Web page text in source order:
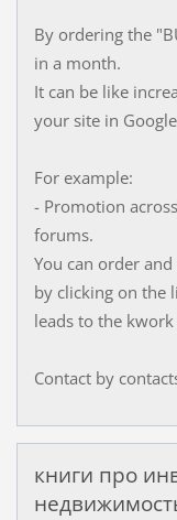
By ordering the
in a month.
It can be like
your site in
For example:
- Promotion
forums.
You can order
by clicking on the
leads to the kwork
Contact by
книги про